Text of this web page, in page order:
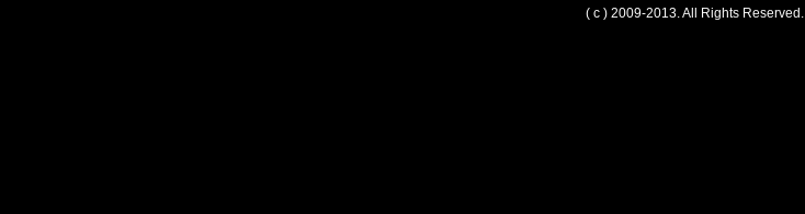
( c ) 2009-2013. All Rights Reserved.